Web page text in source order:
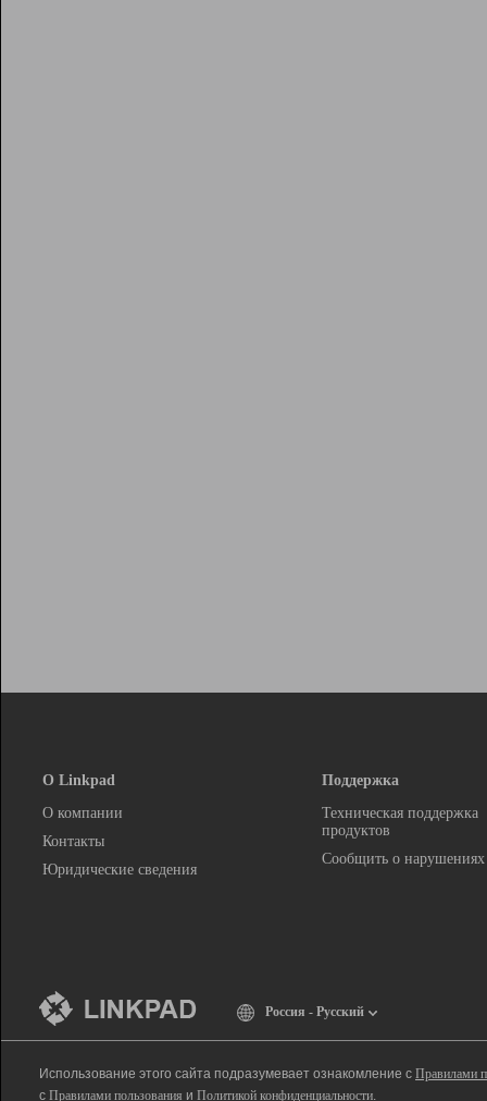
О Linkpad
О компании
Контакты
Юридические сведения
Поддержка
Техническая поддержка
продуктов
Сообщить о нарушениях
Россия - Русский
Использование этого сайта подразумевает ознакомление с Правилами
с Правилами пользования и Политикой конфиденциальности.